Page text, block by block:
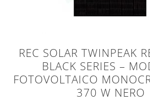
REC SOLAR TWINPEAK
BLACK SERIES –
FOTOVOLTAICO
370 W NERO